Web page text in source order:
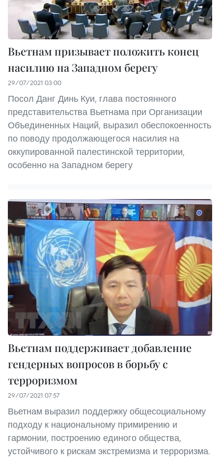
Вьетнам призывает положить конец
насилию на Западном берегу
29/07/2021 03:00
Посол Данг Динь Куи, глава постоянного
представительства Вьетнама при Организации
Объединенных Наций, выразил обеспокоенность
по поводу продолжающегося насилия на
оккупированной палестинской территории,
особенно на Западном берегу
Вьетнам поддерживает добавление
гендерных вопросов в борьбу с
терроризмом
29/07/2021 07:57
Вьетнам выразил поддержку общесоциальному
подходу к национальному примирению и
гармонии, построению единого общества,
устойчивого к рискам экстремизма и терроризма.